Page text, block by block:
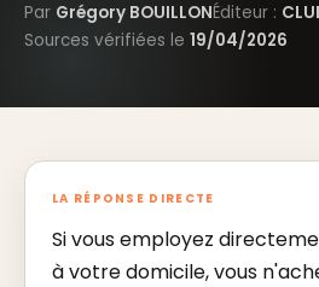
Par Grégory BOUILLONÉditeur :
Sources vérifiées le 19/04/2026
LA RÉPONSE DIRECTE
Si vous employez
à votre domicile, vous